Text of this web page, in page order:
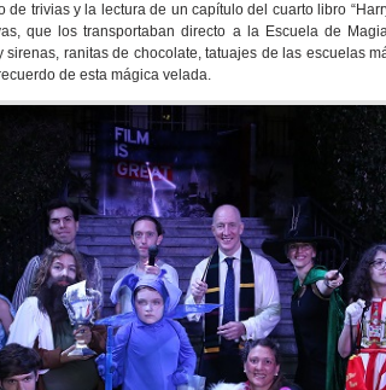
de trivias y la lectura de un capítulo del cuarto libro
que los transportaban directo a la Escuela de
ranitas de chocolate, tatuajes de las escuelas
de esta mágica velada.